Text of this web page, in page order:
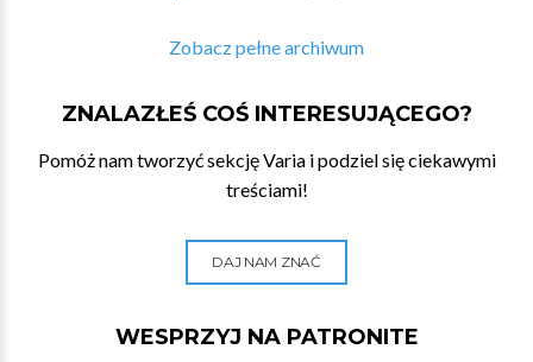
Zobacz pełne archiwum
ZNALAZŁEŚ COŚ INTERESUJĄCEGO?
Pomóż nam tworzyć sekcję Varia i podziel się ciekawymi
treściami!
DAJ NAM ZNAĆ
WESPRZYJ NA PATRONITE